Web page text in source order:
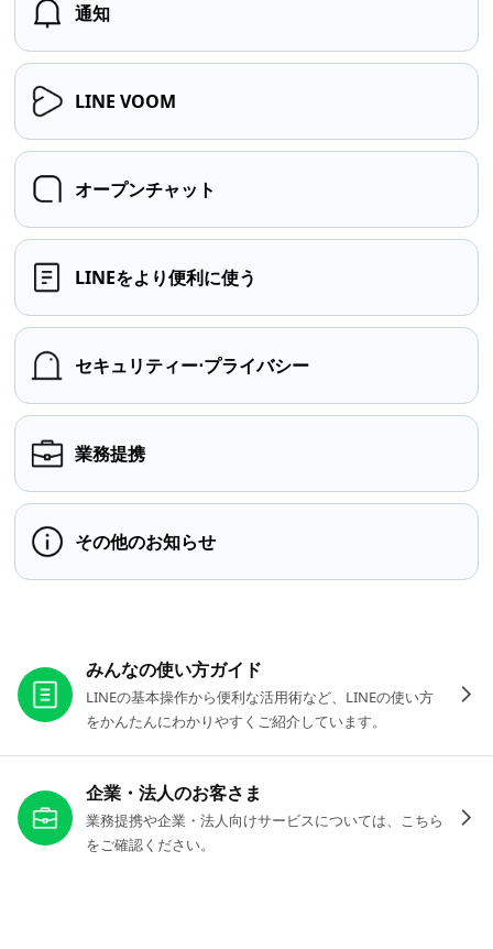
通知
LINE VOOM
オープンチャット
LINEをより便利に使う
セキュリティー⋅プライバシー
業務提携
その他のお知らせ
みんなの使い方ガイド
LINEの基本操作から便利な活用術など、LINEの使い方
をかんたんにわかりやすくご紹介しています。
企業・法人のお客さま
業務提携や企業・法人向けサービスについては、こちら
をご確認ください。